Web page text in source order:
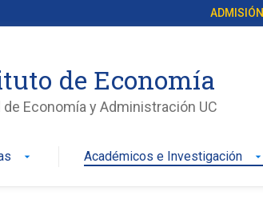
ADMISIÓN
de Economía
de Economía y Administración UC
arrow_drop_down Académicos e Investigación arrow_drop_down